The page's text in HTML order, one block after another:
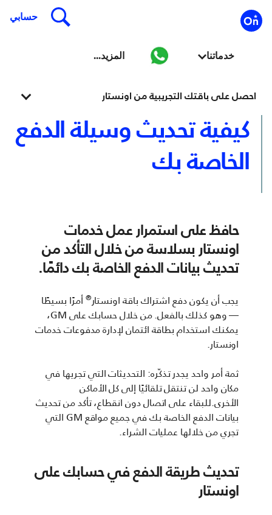
احصل على باقتك التجريبية من اونستار
كيفية تحديث وسيلة الدفع
الخاصة بك
حافظ على استمرار عمل خدمات
اونستار بسلاسة من خلال التأكد من
تحديث بيانات الدفع الخاصة بك دائمًا.
يجب أن يكون دفع اشتراك باقة اونستار® أمرًا بسيطًا
— وهو كذلك بالفعل. من خلال حسابك على GM،
يمكنك استخدام بطاقة ائتمان لإدارة مدفوعات خدمات
اونستار.
ثمة أمر واحد يجدر تذكّره: التحديثات التي تجريها في
مكان واحد لن تنتقل تلقائيًا إلى كل الأماكن
الأخرى.للبقاء على اتصال دون انقطاع، تأكد من تحديث
بيانات الدفع الخاصة بك في جميع مواقع GM التي
تجري من خلالها عمليات الشراء.
تحديث طريقة الدفع في حسابك على
اونستار